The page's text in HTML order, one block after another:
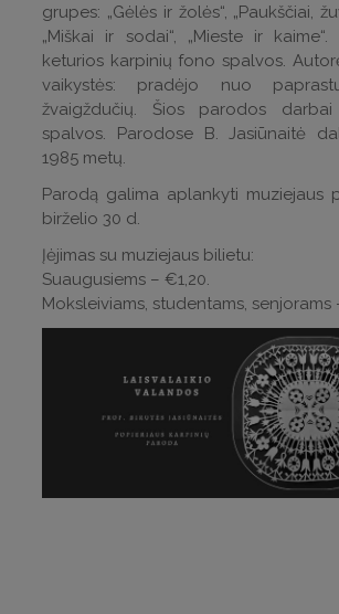
grupes: „Gėlės ir žolės“, „Paukščiai,
„Miškai ir sodai“, „Mieste ir
keturios karpinių fono spalvos.
vaikystės: pradėjo nuo
žvaigždučių. Šios parodos
spalvos. Parodose B. Jasiūnaitė
1985 metų.
Parodą galima aplankyti muziejaus
birželio 30 d.
Įėjimas su muziejaus bilietu:
Suaugusiems – €1,20.
Moksleiviams, studentams, senjorams